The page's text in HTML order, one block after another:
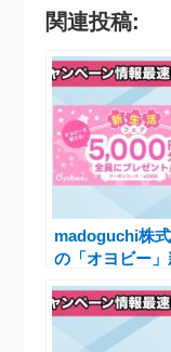
関連投稿:
madoguchi株
の「オヨビー
クーポンプレ